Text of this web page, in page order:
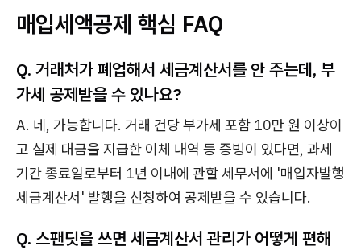
매입세액공제 핵심 FAQ
Q. 거래처가 폐업해서 세금계산서를 안 주는데, 부
가세 공제받을 수 있나요?
A. 네, 가능합니다. 거래 건당 부가세 포함 10만 원 이상이
고 실제 대금을 지급한 이체 내역 등 증빙이 있다면, 과세
기간 종료일로부터 1년 이내에 관할 세무서에 '매입자발행
세금계산서' 발행을 신청하여 공제받을 수 있습니다.
Q. 스팬딧을 쓰면 세금계산서 관리가 어떻게 편해